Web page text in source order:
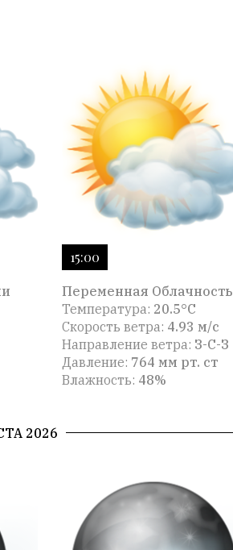
15:00
Переменная Облачность
Температура: 20.5°C
Скорость ветра: 4.93 м/с
Направление ветра: З-С-З
Давление: 764 мм рт. ст
Влажность: 48%
2026